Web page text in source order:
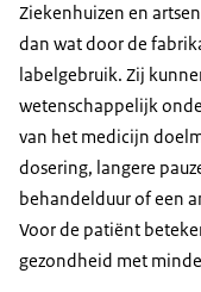
Ziekenhuizen en
dan wat door de
labelgebruik. Zij
wetenschappelijk
van het medicijn
dosering, langere
behandelduur of een
Voor de patiënt
gezondheid met